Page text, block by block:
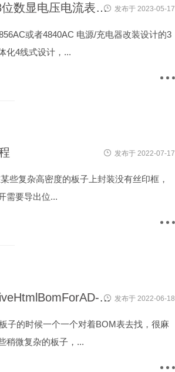
台达ESR4856AC、4840AC专用0.28寸3位数显电压电流表头(WL-283AC) 发布于 2023-05-17
或者4840AC 电源/充电器改装设计的3
化4线式设计，...
发布于 2022-07-17
些复杂高密度的板子上封装没有丝印框，
需要导出位...
AD导出智能交互式BOM表插件 InteractiveHtmlBomForAD-0.3.17 发布于 2022-06-18
子的时候一个一个对着BOM表去找，很麻
稍微复杂的板子，...